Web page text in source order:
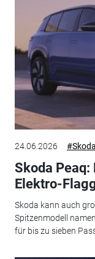
24.06.2026 #Skoda
Skoda
Elektro-
Skoda kann auch
Spitzenmodell
für bis zu sieben